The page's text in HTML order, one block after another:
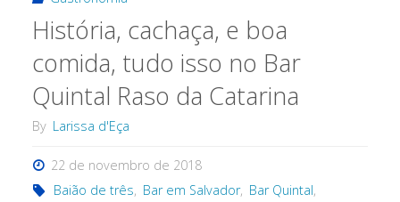
de
Jorge
Amado
Zélia
História, cachaça, e boa
comida, tudo isso no Bar
Quintal Raso da Catarina
By Larissa d'Eça
22 de novembro de 2018
Baião de três, Bar em Salvador, Bar Quintal,